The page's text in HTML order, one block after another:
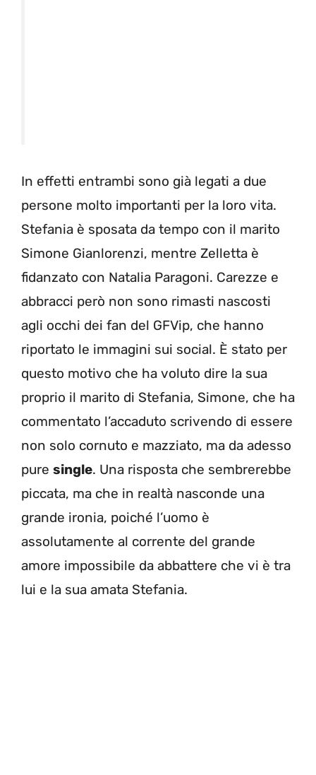
In effetti entrambi sono già legati a due
persone molto importanti per la loro vita.
Stefania è sposata da tempo con il marito
Simone Gianlorenzi, mentre Zelletta è
fidanzato con Natalia Paragoni. Carezze e
abbracci però non sono rimasti nascosti
agli occhi dei fan del GFVip, che hanno
riportato le immagini sui social. È stato per
questo motivo che ha voluto dire la sua
proprio il marito di Stefania, Simone, che ha
commentato l’accaduto scrivendo di essere
non solo cornuto e mazziato, ma da adesso
pure single. Una risposta che sembrerebbe
piccata, ma che in realtà nasconde una
grande ironia, poiché l’uomo è
assolutamente al corrente del grande
amore impossibile da abbattere che vi è tra
lui e la sua amata Stefania.